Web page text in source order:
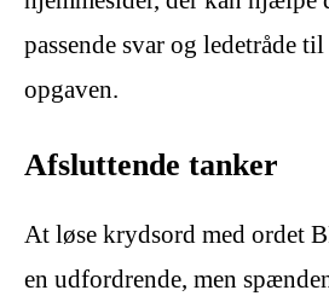
passende svar og ledetråde
opgaven.
Afsluttende tanker
At løse krydsord med ordet
en udfordrende, men